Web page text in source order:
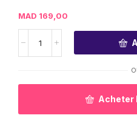
MAD 169,00
Acheter